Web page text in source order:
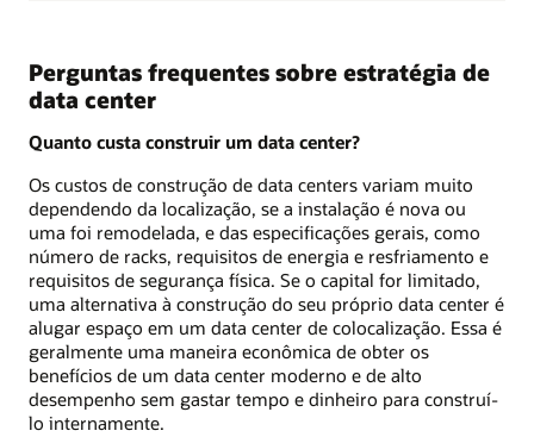
Perguntas frequentes sobre estratégia de
data center
Quanto custa construir um data center?
Os custos de construção de data centers variam muito
dependendo da localização, se a instalação é nova ou
uma foi remodelada, e das especificações gerais, como
número de racks, requisitos de energia e resfriamento e
requisitos de segurança física. Se o capital for limitado,
uma alternativa à construção do seu próprio data center é
alugar espaço em um data center de colocalização. Essa é
geralmente uma maneira econômica de obter os
benefícios de um data center moderno e de alto
desempenho sem gastar tempo e dinheiro para construí-
lo internamente.